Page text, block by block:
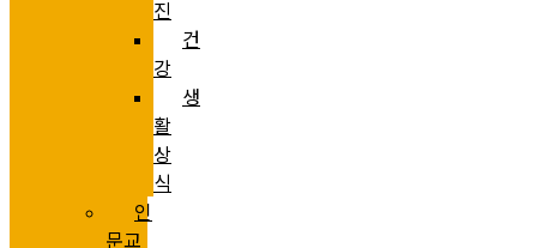
진
건
강
생
활
상
식
인
문교